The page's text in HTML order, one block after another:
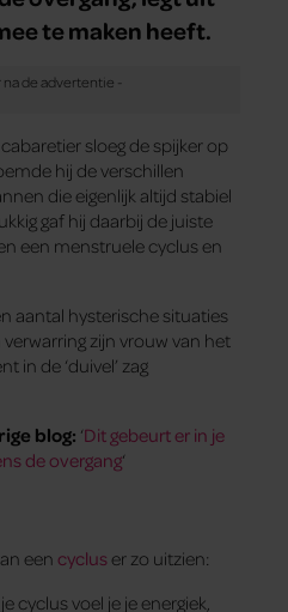
te maken heeft.
sloeg de spijker op
hij de verschillen
die eigenlijk altijd stabiel
gaf hij daarbij de juiste
een menstruele cyclus en
aantal hysterische situaties
zijn vrouw van het
in de ‘duivel’ zag
blog: ‘Dit gebeurt er in je
de overgang‘
een cyclus er zo uitzien:
cyclus voel je je energiek,